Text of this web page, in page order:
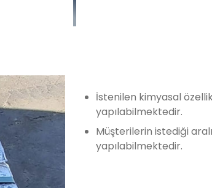
İstenilen kimyasal
yapılabilmektedir.
Müşterilerin istediği
yapılabilmektedir.